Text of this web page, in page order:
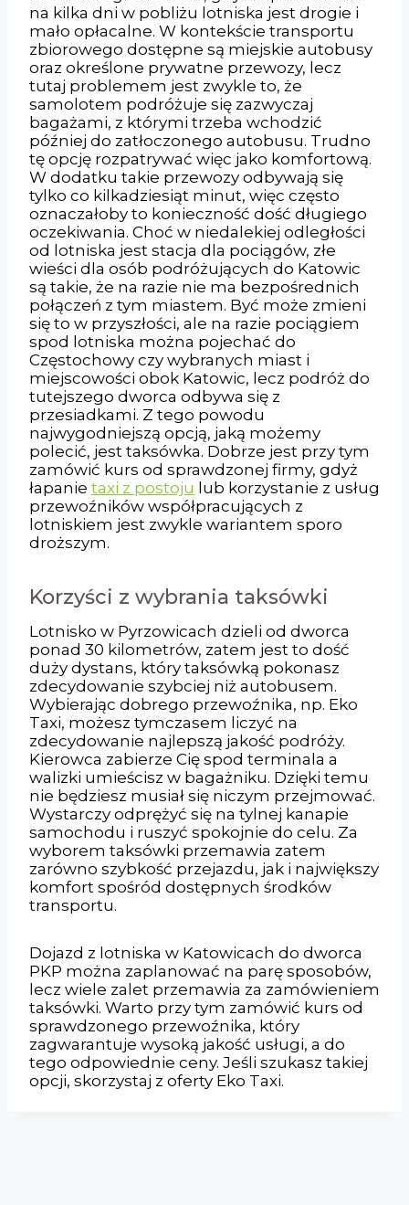
na kilka dni w pobliżu lotniska jest drogie i
mało opłacalne. W kontekście transportu
zbiorowego dostępne są miejskie autobusy
oraz określone prywatne przewozy, lecz
tutaj problemem jest zwykle to, że
samolotem podróżuje się zazwyczaj
bagażami, z którymi trzeba wchodzić
później do zatłoczonego autobusu. Trudno
tę opcję rozpatrywać więc jako komfortową.
W dodatku takie przewozy odbywają się
tylko co kilkadziesiąt minut, więc często
oznaczałoby to konieczność dość długiego
oczekiwania. Choć w niedalekiej odległości
od lotniska jest stacja dla pociągów, złe
wieści dla osób podróżujących do Katowic
są takie, że na razie nie ma bezpośrednich
połączeń z tym miastem. Być może zmieni
się to w przyszłości, ale na razie pociągiem
spod lotniska można pojechać do
Częstochowy czy wybranych miast i
miejscowości obok Katowic, lecz podróż do
tutejszego dworca odbywa się z
przesiadkami. Z tego powodu
najwygodniejszą opcją, jaką możemy
polecić, jest taksówka. Dobrze jest przy tym
zamówić kurs od sprawdzonej firmy, gdyż
łapanie taxi z postoju lub korzystanie z usług
przewoźników współpracujących z
lotniskiem jest zwykle wariantem sporo
droższym.
Korzyści z wybrania taksówki
Lotnisko w Pyrzowicach dzieli od dworca
ponad 30 kilometrów, zatem jest to dość
duży dystans, który taksówką pokonasz
zdecydowanie szybciej niż autobusem.
Wybierając dobrego przewoźnika, np. Eko
Taxi, możesz tymczasem liczyć na
zdecydowanie najlepszą jakość podróży.
Kierowca zabierze Cię spod terminala a
walizki umieścisz w bagażniku. Dzięki temu
nie będziesz musiał się niczym przejmować.
Wystarczy odprężyć się na tylnej kanapie
samochodu i ruszyć spokojnie do celu. Za
wyborem taksówki przemawia zatem
zarówno szybkość przejazdu, jak i największy
komfort spośród dostępnych środków
transportu.
Dojazd z lotniska w Katowicach do dworca
PKP można zaplanować na parę sposobów,
lecz wiele zalet przemawia za zamówieniem
taksówki. Warto przy tym zamówić kurs od
sprawdzonego przewoźnika, który
zagwarantuje wysoką jakość usługi, a do
tego odpowiednie ceny. Jeśli szukasz takiej
opcji, skorzystaj z oferty Eko Taxi.